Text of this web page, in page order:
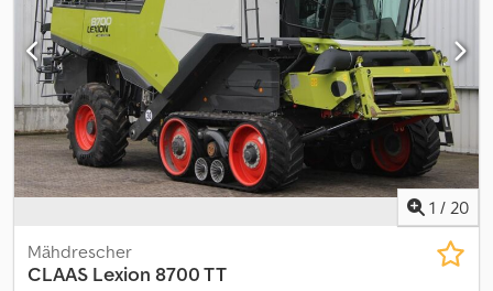
0130 Aufstiegsleiter mit Anfahrsicherung 0140 Lenktriebachse
einstellbar 0150 Lenkachsbereifung 500/85 R24 x 225, 4-trac, 10-
Loch 0160 Caterpillar C9.3 - 330 kW/449 PS (T4i) 0170
Kraftstofftank 800 Liter 0180 CEBIS Terminal mit Farbdisplay 0190
Komfortsitz luftgefedert 0200 Arbeitsbeleuchtung Xenon 0210
Multifunktionsgriff 0220 Rückspiegel, elektrisch einstellbar 0230
Kettenschmierung für Korntankentleerung, automatisch
1 / 20
Mähdrescher
CLAAS Lexion 8700 TT